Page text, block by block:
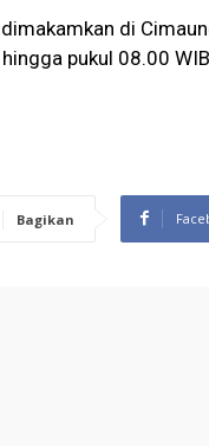
di
pukul 08.00
Bagikan